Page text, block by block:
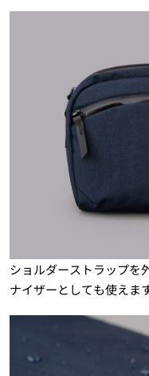
ショルダーストラップを
ナイザーとしても使えます